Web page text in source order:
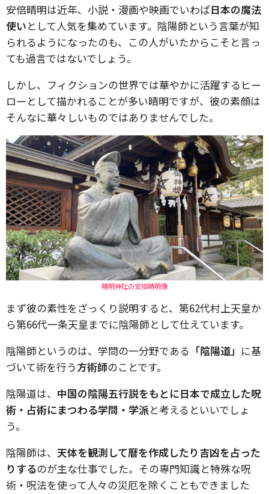
安倍晴明は近年、小説・漫画や映画でいわば日本の魔法
使いとして人気を集めています。陰陽師という言葉が知
られるようになったのも、この人がいたからこそと言っ
ても過言ではないでしょう。
しかし、フィクションの世界では華やかに活躍するヒー
ローとして描かれることが多い晴明ですが、彼の素顔は
そんなに華々しいものではありませんでした。
晴明神社の安倍晴明像
まず彼の素性をざっくり説明すると、第62代村上天皇か
ら第66代一条天皇までに陰陽師として仕えています。
陰陽師というのは、学問の一分野である 「陰陽道」 に基
づいて術を行う方術師のことです。
陰陽道は、 中国の陰陽五行説をもとに日本で成立した呪
術・占術にまつわる学問・学派と考えるといいでしょ
う。
陰陽師は、 天体を観測して暦を作成したり吉凶を占った
りするのが主な仕事でした。その専門知識と特殊な呪
術・呪法を使って人々の災厄を除くこともできました